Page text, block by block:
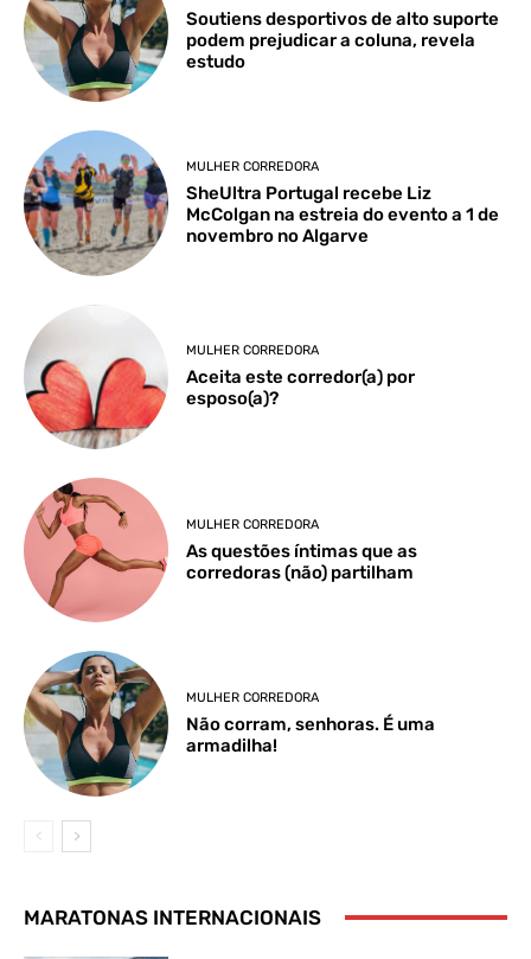
Soutiens desportivos de alto suporte
podem prejudicar a coluna, revela
estudo
MULHER CORREDORA
SheUltra Portugal recebe Liz
McColgan na estreia do evento a 1 de
novembro no Algarve
MULHER CORREDORA
Aceita este corredor(a) por
esposo(a)?
MULHER CORREDORA
As questões íntimas que as
corredoras (não) partilham
MULHER CORREDORA
Não corram, senhoras. É uma
armadilha!
MARATONAS INTERNACIONAIS